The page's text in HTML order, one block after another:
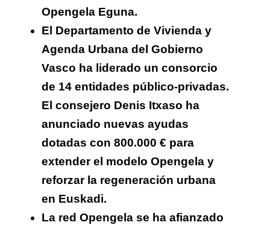
Opengela Eguna.
El Departamento de Vivienda y
Agenda Urbana del Gobierno
Vasco ha liderado un consorcio
de 14 entidades público-privadas.
El consejero Denis Itxaso ha
anunciado nuevas ayudas
dotadas con 800.000 € para
extender el modelo Opengela y
reforzar la regeneración urbana
en Euskadi.
La red Opengela se ha afianzado